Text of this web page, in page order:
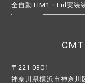
全自動TIM1・Lid実装
〒221-0801
神奈川県横浜市神奈川